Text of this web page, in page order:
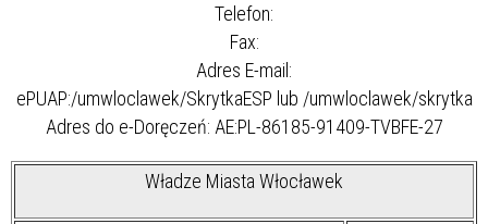
Telefon:
Fax:
Adres E-mail:
ePUAP:/umwloclawek/SkrytkaESP lub /umwloclawek/skrytka
Adres do e-Doręczeń: AE:PL-86185-91409-TVBFE-27
Władze Miasta Włocławek